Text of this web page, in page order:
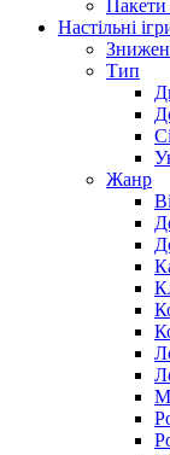
Настільні
Тип
Жанр